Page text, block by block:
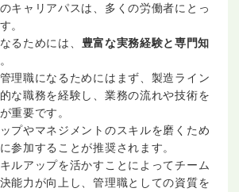
キャリアパスは、多くの労働者にとっ
。
るためには、 豊富な実務経験と専門知
理職になるためにはまず、製造ライン
な職務を経験し、業務の流れや技術を
重要です。
プやマネジメントのスキルを磨くため
参加することが推奨されます。
ルアップを活かすことによってチーム
能力が向上し、管理職としての資質を